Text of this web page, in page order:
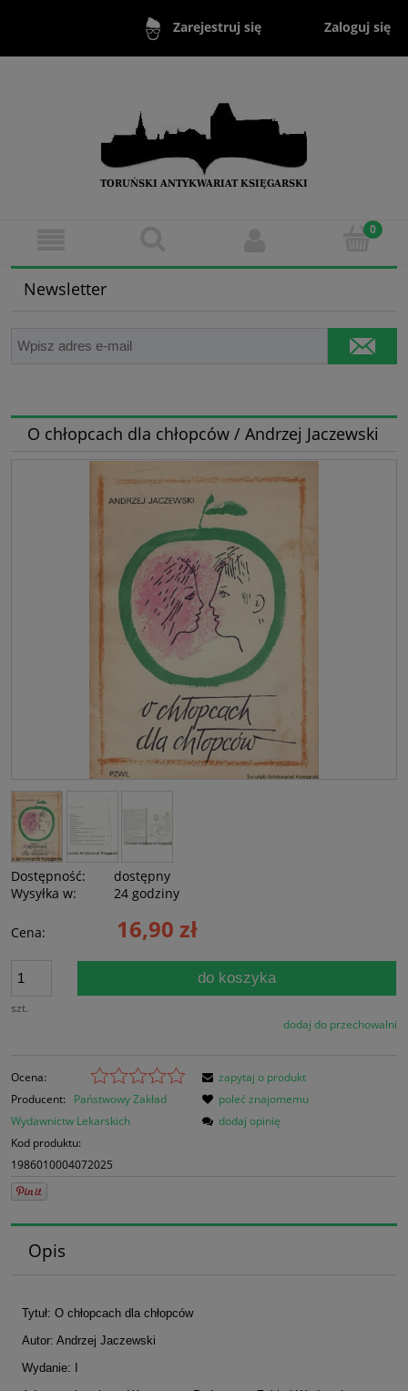
Zarejestruj się Zaloguj się
Newsletter
O chłopcach dla chłopców / Andrzej Jaczewski
Dostępność:
dostępny
Wysyłka w:
24 godziny
Cena: 16,90 zł
szt.
do koszyka
dodaj do przechowalni
Ocena:
Producent:
Państwowy Zakład
Wydawnictw Lekarskich
Kod produktu:
1986010004072025
zapytaj o produkt
poleć znajomemu
dodaj opinię
Opis
Tytuł: O chłopcach dla chłopców
Autor: Andrzej Jaczewski
Wydanie: I